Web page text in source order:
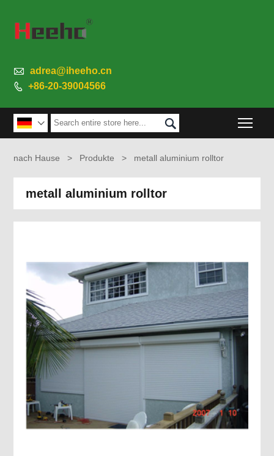
 adrea@iheeho.cn
 +86-20-39004566
 
nach Hause > Produkte > metall aluminium rolltor
metall aluminium rolltor